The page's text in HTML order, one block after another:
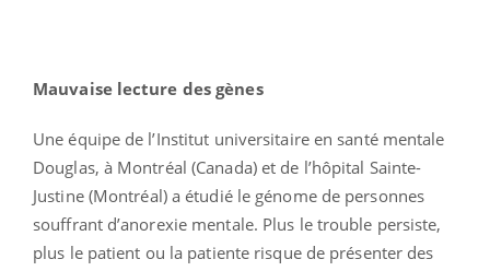
Mauvaise lecture des gènes
Une équipe de l’Institut universitaire en santé mentale
Douglas, à Montréal (Canada) et de l’hôpital Sainte-
Justine (Montréal) a étudié le génome de personnes
souffrant d’anorexie mentale. Plus le trouble persiste,
plus le patient ou la patiente risque de présenter des